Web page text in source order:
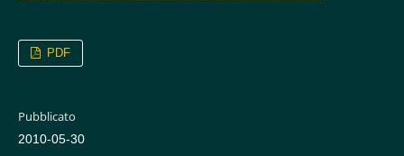
PDF
Pubblicato
2010-05-30